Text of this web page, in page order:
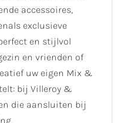
accessoires,
exclusieve
en stijlvol
en vrienden of
uw eigen Mix &
bij Villeroy &
die aansluiten bij